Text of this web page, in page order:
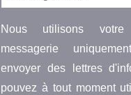
Nous utilisons
messagerie
envoyer des lettres
pouvez à tout moment